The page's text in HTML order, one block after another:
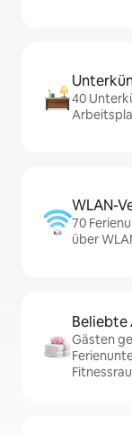
40
WLAN-
70
über
Beliebte
Gästen